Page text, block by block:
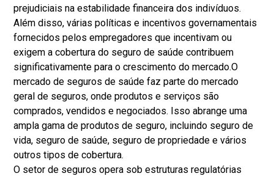
prejudiciais na estabilidade financeira dos indivíduos.
Além disso, várias políticas e incentivos governamentais
fornecidos pelos empregadores que incentivam ou
exigem a cobertura do seguro de saúde contribuem
significativamente para o crescimento do mercado.O
mercado de seguros de saúde faz parte do mercado
geral de seguros, onde produtos e serviços são
comprados, vendidos e negociados. Isso abrange uma
ampla gama de produtos de seguro, incluindo seguro de
vida, seguro de saúde, seguro de propriedade e vários
outros tipos de cobertura.
O setor de seguros opera sob estruturas regulatórias